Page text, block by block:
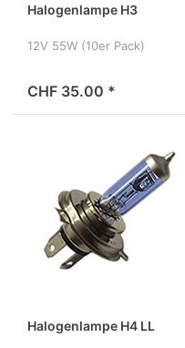
Halogenlampe H3
12V 55W (10er Pack)
CHF 35.00 *
Halogenlampe H4 LL